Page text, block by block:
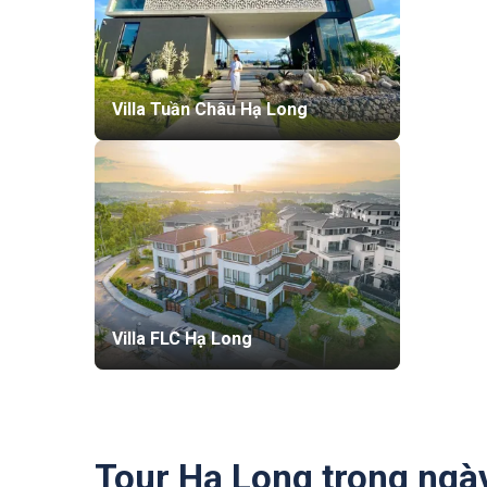
Villa Tuần Châu Hạ Long
Villa FLC Hạ Long
Tour Hạ Long trong